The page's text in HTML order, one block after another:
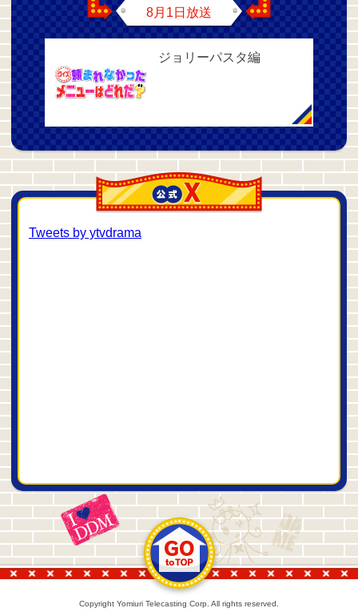
8月1日放送
ジョリーパスタ編
Tweets by ytvdrama
Copyright Yomiuri Telecasting Corp. All rights reserved.